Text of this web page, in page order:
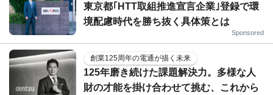
東京都｢HTT取組推進宣言企業｣登録で環
境配慮時代を勝ち抜く具体策とは
Sponsored
創業125周年の電通が描く未来
125年磨き続けた課題解決力。多様な人
財の才能を掛け合わせて挑む、これから